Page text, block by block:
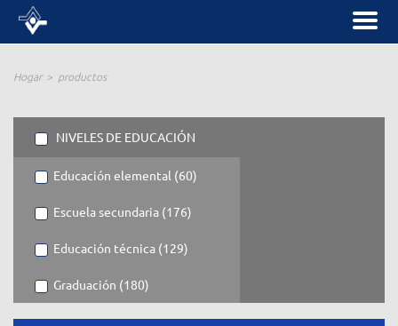
Hogar productos
NIVELES DE EDUCACIÓN
Educación elemental (60)
Escuela secundaria (176)
Educación técnica (129)
Graduación (180)